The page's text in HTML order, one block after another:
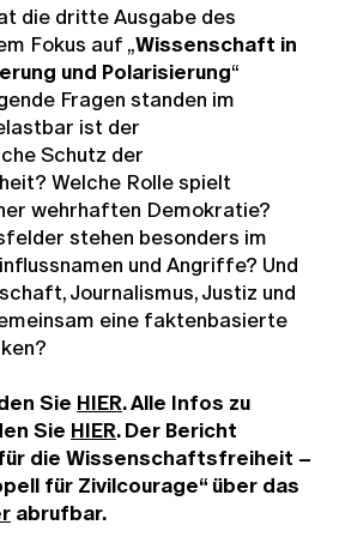
die dritte Ausgabe des
Fokus auf „Wissenschaft in
und Polarisierung“
Fragen standen im
ist der
Schutz der
Welche Rolle spielt
wehrhaften Demokratie?
stehen besonders im
und Angriffe? Und
Journalismus, Justiz und
eine faktenbasierte
Sie HIER. Alle Infos zu
Sie HIER. Der Bericht
die Wissenschaftsfreiheit –
für Zivilcourage“ über das
abrufbar.